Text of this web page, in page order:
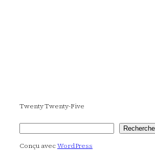
Twenty Twenty-Five
Rechercher
Conçu avecWordPress